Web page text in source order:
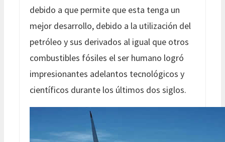
debido a que permite que esta tenga un
mejor desarrollo, debido a la utilización del
petróleo y sus derivados al igual que otros
combustibles fósiles el ser humano logró
impresionantes adelantos tecnológicos y
científicos durante los últimos dos siglos.